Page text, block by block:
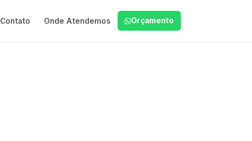
Contato Onde Atendemos Orçamento